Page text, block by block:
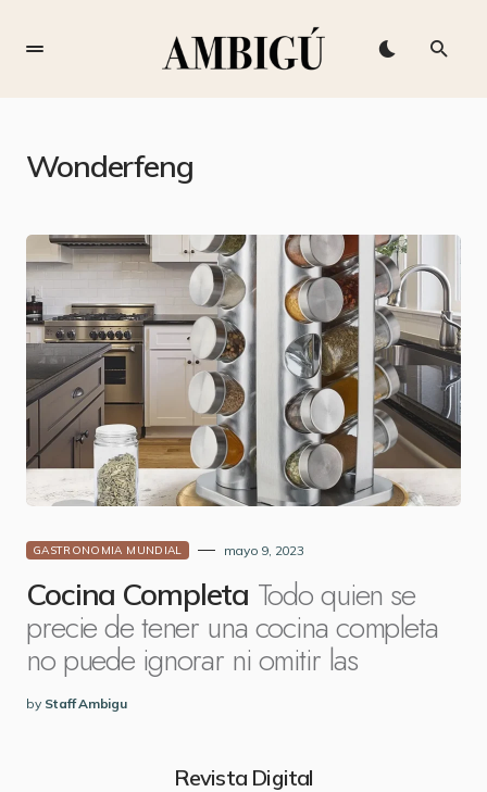
Wonderfeng
GASTRONOMIA MUNDIAL mayo 9, 2023
Cocina Completa Todo quien se
precie de tener una cocina completa
no puede ignorar ni omitir las
by Staff Ambigu
Revista Digital